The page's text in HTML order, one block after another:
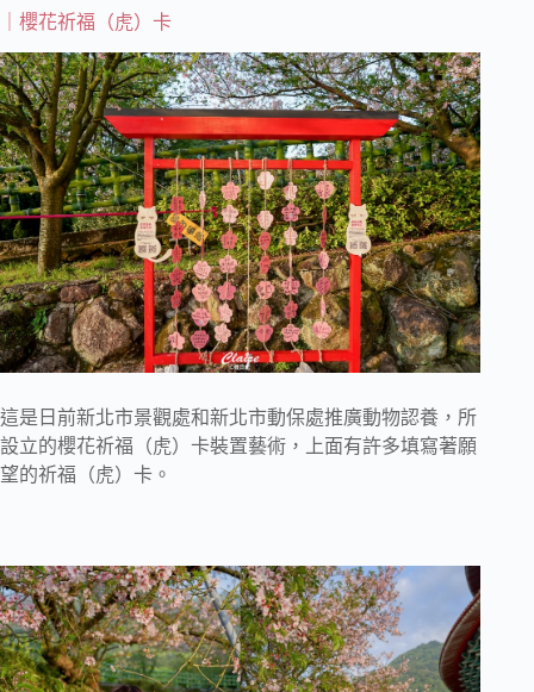
｜櫻花祈福（虎）卡
這是日前新北市景觀處和新北市動保處推廣動物認養，所
設立的櫻花祈福（虎）卡裝置藝術，上面有許多填寫著願
望的祈福（虎）卡。